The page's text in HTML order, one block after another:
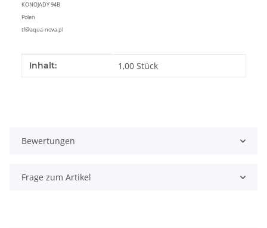
KONOJADY 94B
Polen
tf@aqua-nova.pl
Produkteigenschaft
Wert
Inhalt: 1,00 Stück
Bewertungen
Frage zum Artikel